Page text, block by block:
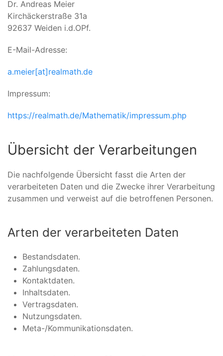
Dr. Andreas Meier
Kirchäckerstraße 31a
92637 Weiden i.d.OPf.
E-Mail-Adresse:
a.meier[at]realmath.de
Impressum:
https://realmath.de/Mathematik/impressum.php
Übersicht der Verarbeitungen
Die nachfolgende Übersicht fasst die Arten der
verarbeiteten Daten und die Zwecke ihrer Verarbeitung
zusammen und verweist auf die betroffenen Personen.
Arten der verarbeiteten Daten
Bestandsdaten.
Zahlungsdaten.
Kontaktdaten.
Inhaltsdaten.
Vertragsdaten.
Nutzungsdaten.
Meta-/Kommunikationsdaten.